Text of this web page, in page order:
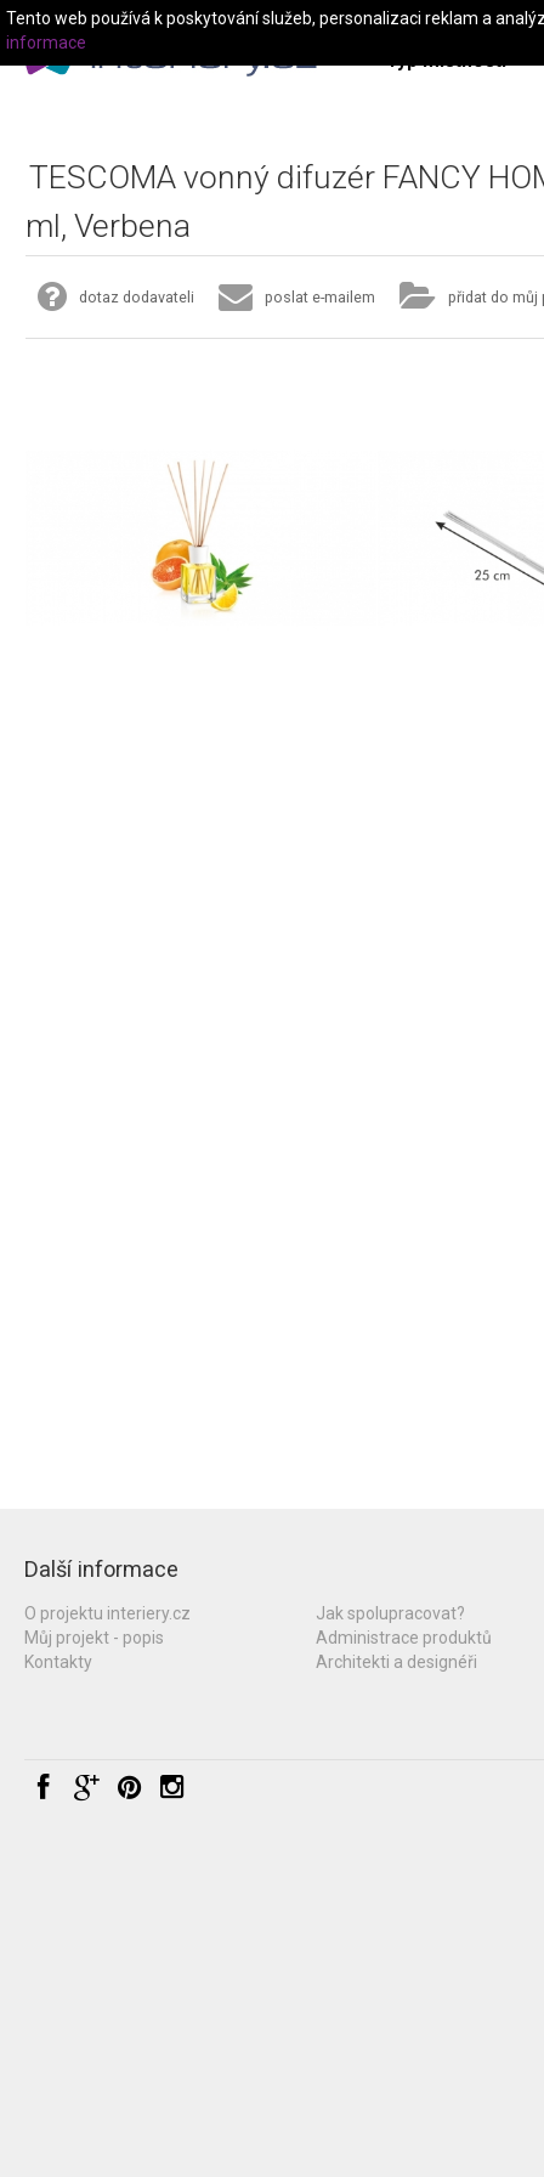
Typ místnosti
TESCOMA vonný difuzér FANCY
ml, Verbena
dotaz dodavateli poslat e-mailem přidat do můj
Další informace
O projektu interiery.cz
Můj projekt - popis
Kontakty
Jak spolupracovat?
Administrace produktů
Architekti a designéři
Tento web používá k poskytování služeb, personalizaci reklam a
informace